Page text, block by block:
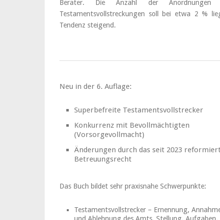
Berater. Die Anzahl der Anordnungen
Testamentsvollstreckungen soll bei etwa 2 %
Tendenz steigend.
Neu in der 6. Auflage:
Superbefreite Testamentsvollstrecker
Konkurrenz mit Bevollmächtigten
(Vorsorgevollmacht)
Änderungen durch das seit 2023
Betreuungsrecht
Das Buch bildet sehr praxisnahe Schwerpunkte:
Testamentsvollstrecker – Ernennung,